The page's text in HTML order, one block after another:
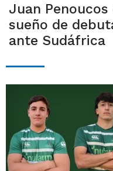
Juan
sueño de
ante Sudáfrica